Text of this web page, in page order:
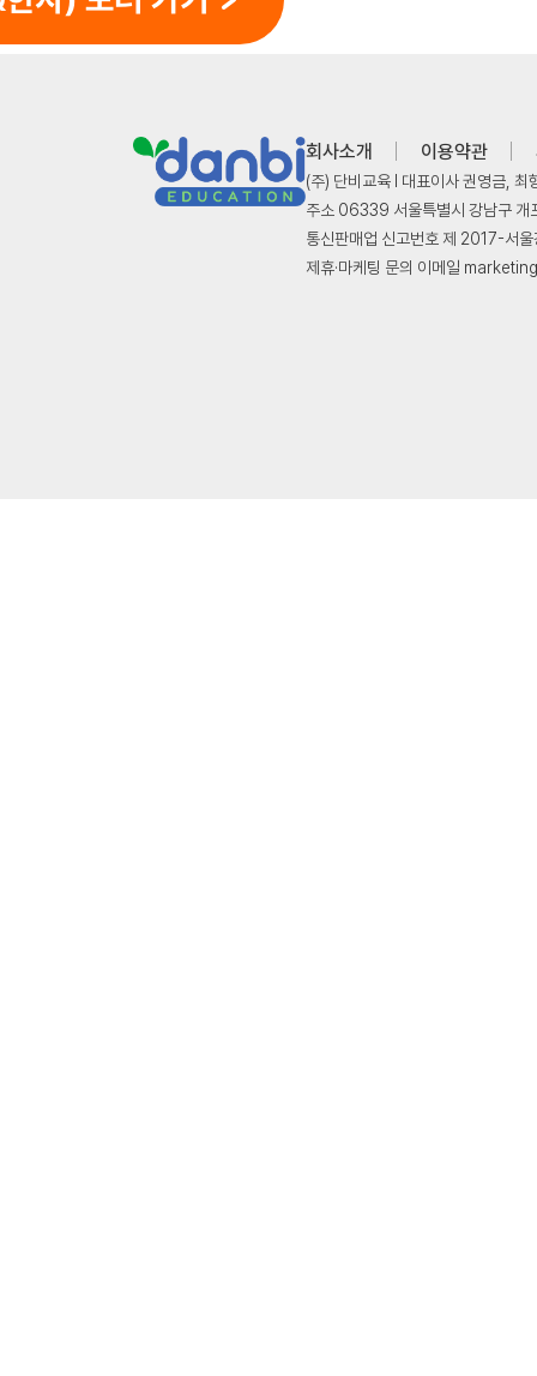
회사소개 이용약관
(주) 단비교육 l 대표이사 권영금, 최
주소 06339 서울특별시 강남구
통신판매업 신고번호 제 2017-
제휴·마케팅 문의 이메일